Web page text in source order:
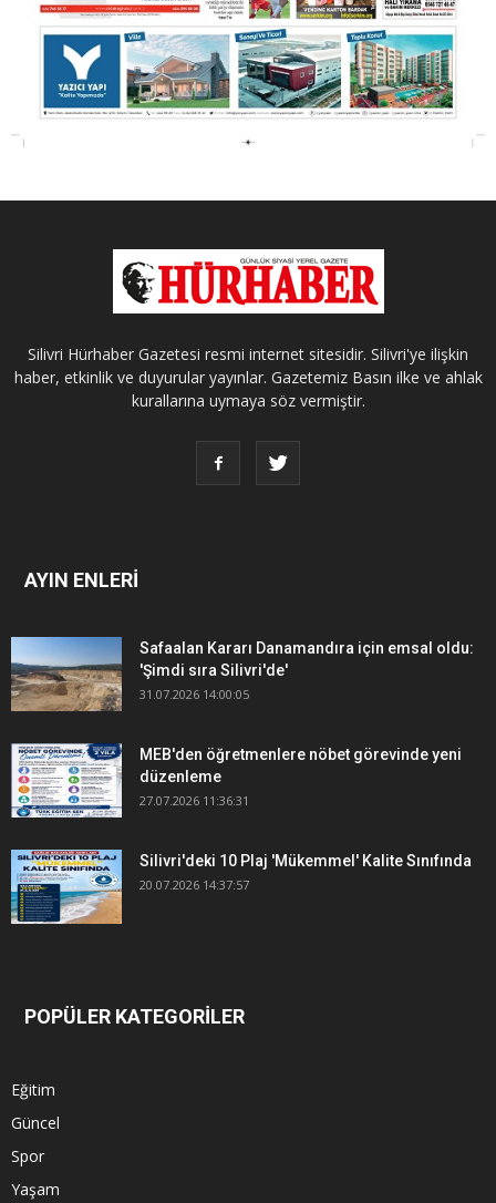
Silivri Hürhaber Gazetesi resmi internet sitesidir. Silivri'ye ilişkin
haber, etkinlik ve duyurular yayınlar. Gazetemiz Basın ilke ve ahlak
kurallarına uymaya söz vermiştir.
AYIN ENLERİ
Safaalan Kararı Danamandıra için emsal oldu:
'Şimdi sıra Silivri'de'
31.07.2026 14:00:05
MEB'den öğretmenlere nöbet görevinde yeni
düzenleme
27.07.2026 11:36:31
Silivri'deki 10 Plaj 'Mükemmel' Kalite Sınıfında
20.07.2026 14:37:57
POPÜLER KATEGORİLER
Eğitim
Güncel
Spor
Yaşam